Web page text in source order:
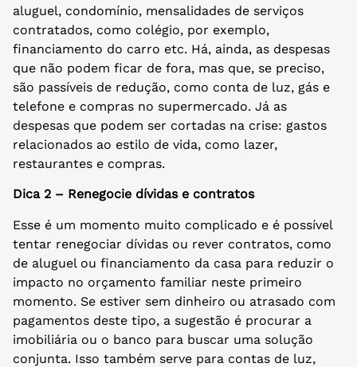
aluguel, condomínio, mensalidades de serviços
contratados, como colégio, por exemplo,
financiamento do carro etc. Há, ainda, as despesas
que não podem ficar de fora, mas que, se preciso,
são passíveis de redução, como conta de luz, gás e
telefone e compras no supermercado. Já as
despesas que podem ser cortadas na crise: gastos
relacionados ao estilo de vida, como lazer,
restaurantes e compras.
Dica 2 – Renegocie dívidas e contratos
Esse é um momento muito complicado e é possível
tentar renegociar dívidas ou rever contratos, como
de aluguel ou financiamento da casa para reduzir o
impacto no orçamento familiar neste primeiro
momento. Se estiver sem dinheiro ou atrasado com
pagamentos deste tipo, a sugestão é procurar a
imobiliária ou o banco para buscar uma solução
conjunta. Isso também serve para contas de luz,